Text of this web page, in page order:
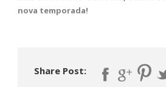
nova temporada!
Share Post: